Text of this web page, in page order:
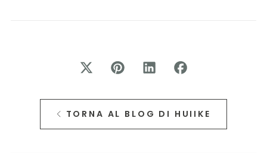
TORNA AL BLOG DI HUIIKE